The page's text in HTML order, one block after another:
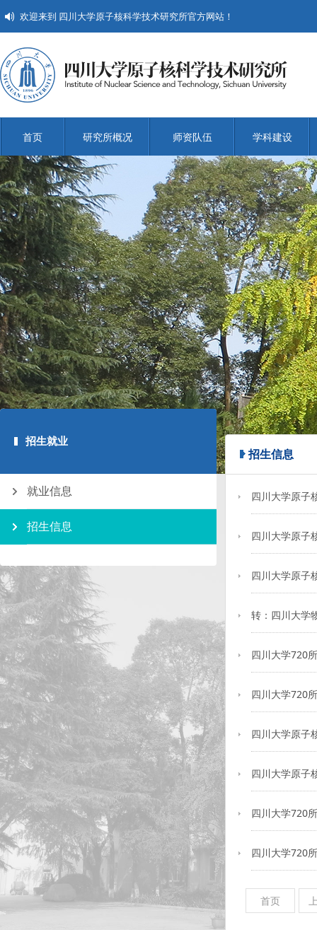
欢迎来到 四川大学原子核科学技术研究所官方网站！
首页 研究所概况 师资队伍 学科建设
招生就业
就业信息
招生信息
招生信息
四川大学原子
四川大学原子
四川大学原子
转：四川大学
四川大学720
四川大学720
四川大学原子
四川大学原子
四川大学720
四川大学720
首页